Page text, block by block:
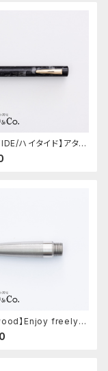
ハイタイド】アタシ
万年筆 (ブラック)
】Enjoy freely
止め(ステンレス)